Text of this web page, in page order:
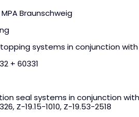
Braunschweig
systems in conjunction
+ 60331
seal systems in conjunction
Z-19.15-1010, Z-19.53-2518